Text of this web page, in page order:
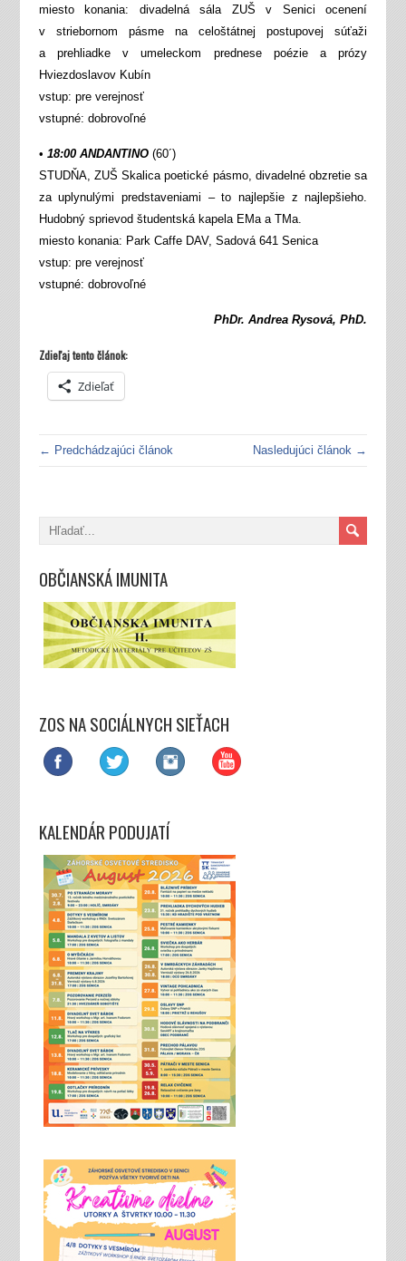
miesto konania: divadelná sála ZUŠ v Senici ocenení
v striebornom pásme na celoštátnej postupovej súťaži
a prehliadke v umeleckom prednese poézie a prózy
Hviezdoslavov Kubín
vstup: pre verejnosť
vstupné: dobrovoľné
• 18:00 ANDANTINO(60´)
STUDŇA, ZUŠ Skalica poetické pásmo, divadelné obzretie sa
za uplynulými predstaveniami – to najlepšie z najlepšieho.
Hudobný sprievod študentská kapela EMa a TMa.
miesto konania: Park Caffe DAV, Sadová 641 Senica
vstup: pre verejnosť
vstupné: dobrovoľné
PhDr. Andrea Rysová, PhD.
Zdieľaj tento článok:
Zdieľať
← Predchádzajúci článok Nasledujúci článok →
OBČIANSKÁ IMUNITA
ZOS NA SOCIÁLNYCH SIEŤACH
KALENDÁR PODUJATÍ